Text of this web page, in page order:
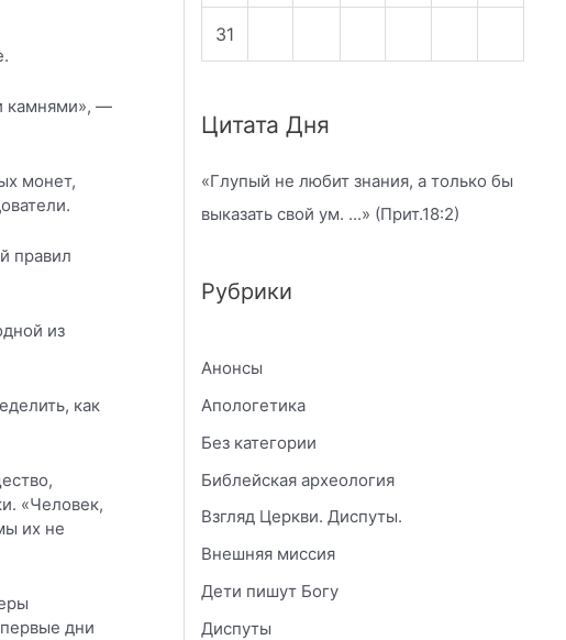
камнями», —
монет,
правил
из
как
«Человек,
их не
дни
31
Цитата Дня
«Глупый не любит знания, а только бы
выказать свой ум. ...» (Прит.18:2)
Рубрики
Анонсы
Апологетика
Без категории
Библейская археология
Взгляд Церкви. Диспуты.
Внешняя миссия
Дети пишут Богу
Диспуты